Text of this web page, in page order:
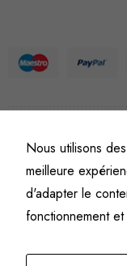
©Fine art
Politique de
Nous utilisons
meilleure
d'adapter le
fonctionnement